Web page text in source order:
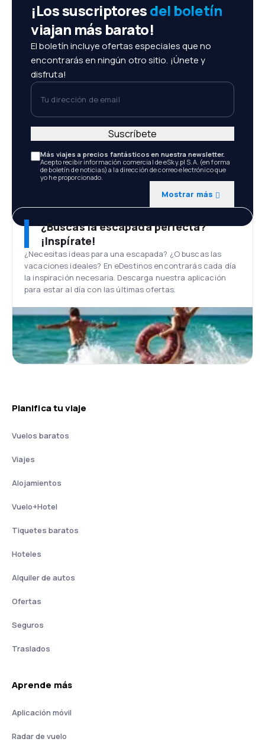
¡Los suscriptoresdel boletín
viajan más barato!
El boletín incluye ofertas especiales que no
encontrarás en ningún otro sitio. ¡Únete y
disfruta!
Tu dirección de email
Más viajes a precios fantásticos en nuestra newsletter.
Acepto recibir información comercial de eSky.pl S.A. (en forma
de boletín de noticias) a la dirección de correo electrónico que
yo he proporcionado.
Mostrar más
Suscríbete
¿Buscas la escapada perfecta?
¡Inspírate!
¿Necesitas ideas para una escapada? ¿O buscas las
vacaciones ideales? En eDestinos encontrarás cada día
la inspiración necesaria. Descarga nuestra aplicación
para estar al día con las últimas ofertas.
Planifica tu viaje
Vuelos baratos
Viajes
Alojamientos
Vuelo+Hotel
Tiquetes baratos
Hoteles
Alquiler de autos
Ofertas
Seguros
Traslados
Aprende más
Aplicación móvil
Radar de vuelo